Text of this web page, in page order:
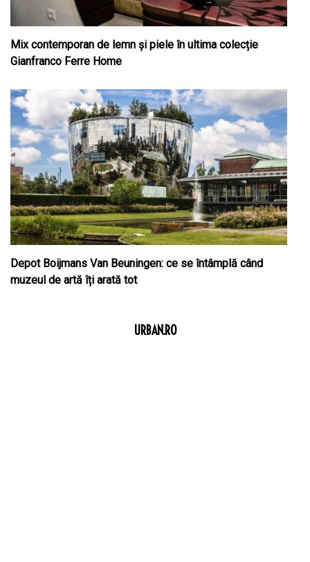
Mix contemporan de lemn şi piele în ultima colecție
Gianfranco Ferre Home
Depot Boijmans Van Beuningen: ce se întâmplă când
muzeul de artă îți arată tot
URBAN.RO